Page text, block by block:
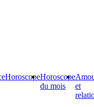
HoroscopeHoroscope
du mois
et